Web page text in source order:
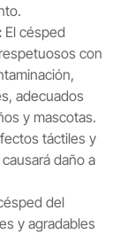
El césped
con
adecuados
y mascotas.
táctiles y
daño a
del
y agradables